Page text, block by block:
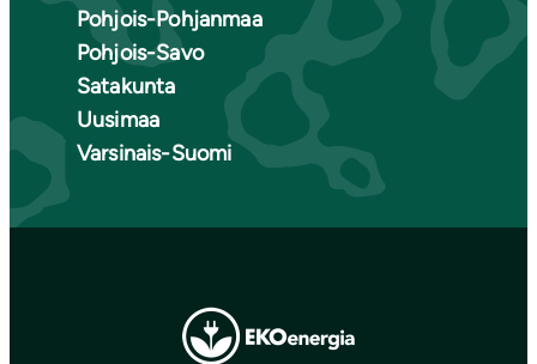
Pohjois-Pohjanmaa
Pohjois-Savo
Satakunta
Uusimaa
Varsinais-Suomi